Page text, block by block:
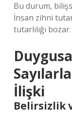
Bu durum,
İnsan zihni
tutarlılığı bozar.
İlişki
Belirsizlik